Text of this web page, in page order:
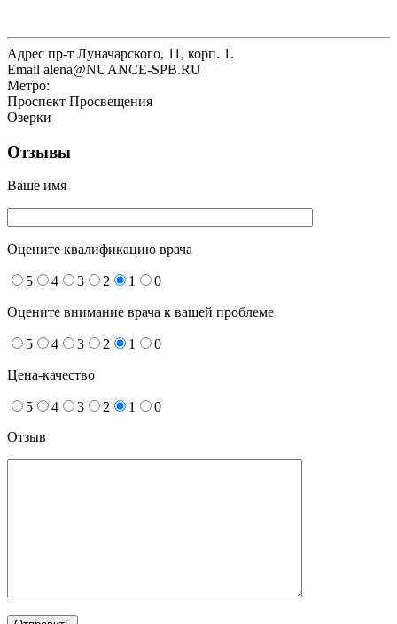
Адрес пр-т Луначарского, 11, корп. 1.
Email alena@NUANCE-SPB.RU
Метро:
Проспект Просвещения
Озерки
Отзывы
Ваше имя
Оцените квалификацию врача
5 4 3 2 1 0
Оцените внимание врача к вашей проблеме
5 4 3 2 1 0
Цена-качество
5 4 3 2 1
0
Отзыв